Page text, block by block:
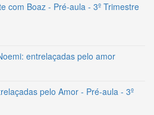
com Boaz - Pré-aula - 3º Trimestre
entrelaçadas pelo amor
pelo Amor - Pré-aula - 3º